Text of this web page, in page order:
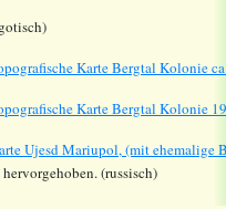
Karte Bergtal Kolonie
Karte Bergtal Kolonie
Ujesd Mariupol, (mit ehemalige
(russisch)